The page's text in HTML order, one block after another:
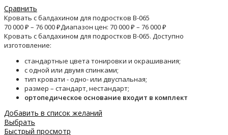
Сравнить
Кровать с балдахином для подростков B-065
70 000₽ – 76 000₽Диапазон цен: 70 000 ₽ – 76 000 ₽
Кровать с балдахином для подростков B-065. Доступно
изготовление:
стандартные цвета тонировки и окрашивания;
с одной или двумя спинками;
тип кровати - одно- или двуспальная;
размер – стандарт, нестандарт;
ортопедическое основание входит в комплект
Добавить в список желаний
Выбрать
Быстрый просмотр